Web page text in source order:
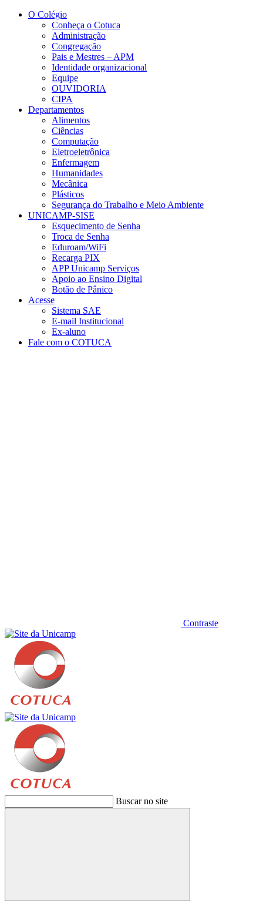
Conteúdo principal
O Colégio
Conheça o Cotuca
Administração
Congregação
Pais e Mestres – APM
Identidade organizacional
Equipe
OUVIDORIA
CIPA
Departamentos
Alimentos
Ciências
Computação
Eletroeletrônica
Enfermagem
Humanidades
Mecânica
Plásticos
Segurança do Trabalho e Meio Ambiente
UNICAMP-SISE
Esquecimento de Senha
Troca de Senha
Eduroam/WiFi
Recarga PIX
APP Unicamp Serviços
Apoio ao Ensino Digital
Botão de Pânico
Acesse
Sistema SAE
E-mail Institucional
Ex-aluno
Fale com o COTUCA
Contraste
Buscar no site
Buscar